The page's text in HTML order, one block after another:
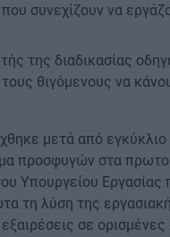
συνεχίζουν να
της διαδικασίας
θιγόμενους να
μετά από
προσφυγών στα
Υπουργείου Εργασίας
τη λύση της
σε